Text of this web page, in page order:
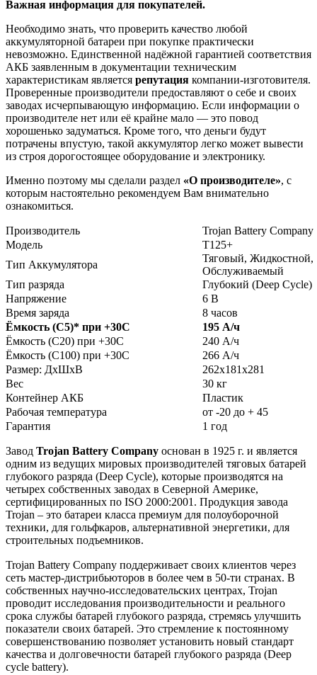
Важная информация для покупателей.
Необходимо знать, что проверить качество любой
аккумуляторной батареи при покупке практически
невозможно. Единственной надёжной гарантией соответствия
АКБ заявленным в документации техническим
характеристикам является репутация компании-изготовителя.
Проверенные производители предоставляют о себе и своих
заводах исчерпывающую информацию. Если информации о
производителе нет или её крайне мало — это повод
хорошенько задуматься. Кроме того, что деньги будут
потрачены впустую, такой аккумулятор легко может вывести
из строя дорогостоящее оборудование и электронику.
Именно поэтому мы сделали раздел «О производителе», с
которым настоятельно рекомендуем Вам внимательно
ознакомиться.
Производитель
Trojan Battery Company
Модель
T125+
Тип Аккумулятора
Тяговый, Жидкостной,
Обслуживаемый
Тип разряда
Глубокий (Deep Cycle)
Напряжение
6 В
Время заряда
8 часов
Ёмкость (С5)* при +30С
195 А/ч
Ёмкость (С20) при +30С
240 А/ч
Ёмкость (С100) при +30С
266 А/ч
Размер: ДхШхВ
262х181х281
Вес
30 кг
Контейнер АКБ
Пластик
Рабочая температура
от -20 до + 45
Гарантия
1 год
Завод Trojan Battery Company основан в 1925 г. и является
одним из ведущих мировых производителей тяговых батарей
глубокого разряда (Deep Cycle), которые производятся на
четырех собственных заводах в Северной Америке,
сертифицированных по ISO 2000:2001. Продукция завода
Trojan – это батареи класса премиум для полоуборочной
техники, для гольфкаров, альтернативной энергетики, для
строительных подъемников.
Trojan Battery Company поддерживает своих клиентов через
сеть мастер-дистрибьюторов в более чем в 50-ти странах. В
собственных научно-исследовательских центрах, Trojan
проводит исследования производительности и реального
срока службы батарей глубокого разряда, стремясь улучшить
показатели своих батарей. Это стремление к постоянному
совершенствованию позволяет установить новый стандарт
качества и долговечности батарей глубокого разряда (Deep
cycle battery).